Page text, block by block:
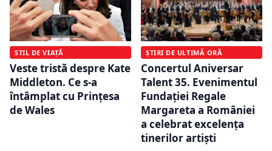
STIL DE VIAȚĂ
Veste tristă despre Kate
Middleton. Ce s-a
întâmplat cu Prințesa
de Wales
ȘTIRI DE ULTIMĂ ORĂ
Concertul Aniversar
Talent 35. Evenimentul
Fundației Regale
Margareta a României
a celebrat excelența
tinerilor artiști